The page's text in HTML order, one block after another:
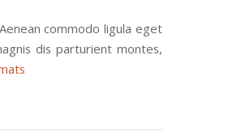
commodo ligula eget
dis parturient montes,